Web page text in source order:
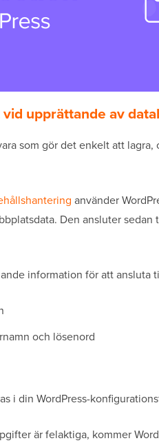
upprättande av
som gör det enkelt att
använder
Den ansluter
information för att ansluta
och lösenord
i din WordPress-
är felaktiga, kommer